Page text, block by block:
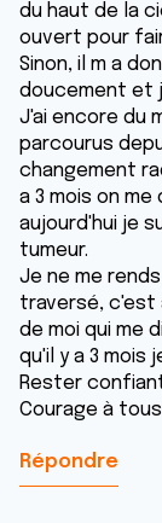
du haut de la
ouvert pour
Sinon, il m a
doucement et
J'ai encore du
parcourus
changement
a 3 mois on
aujourd'hui je
tumeur.
Je ne me
traversé, c'est
de moi qui me
qu'il y a 3 mois
Rester
Courage à
Répondre